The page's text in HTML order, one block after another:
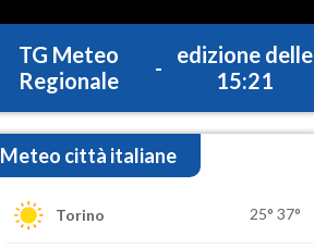
TG Meteo
Regionale
-
edizione delle
15:21
Meteo città italiane
Torino 25° 37°